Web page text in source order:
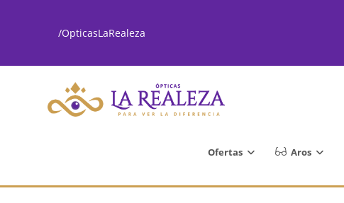
/OpticasLaRealeza
Ofertas Aros